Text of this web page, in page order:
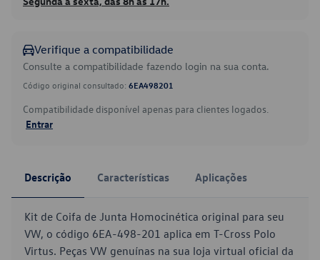
Verifique a compatibilidade
Consulte a compatibilidade fazendo login na sua conta.
Código original consultado: 6EA498201
Compatibilidade disponível apenas para clientes logados.
Entrar
Descrição Características Aplicações
Kit de Coifa de Junta Homocinética original para seu
VW, o código 6EA-498-201 aplica em T-Cross Polo
Virtus. Peças VW genuínas na sua loja virtual oficial da